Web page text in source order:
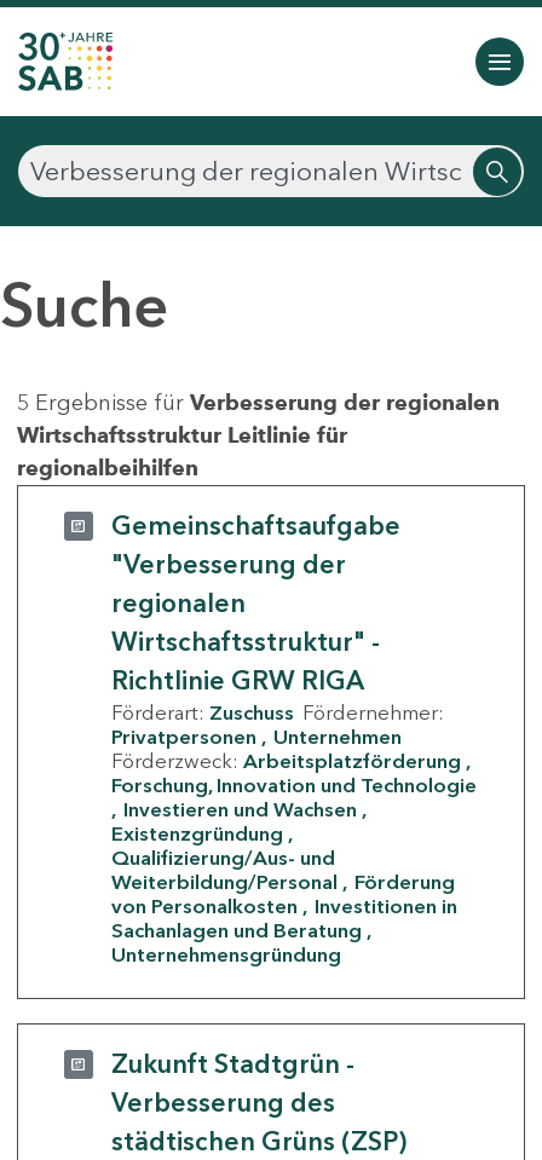
Suche
5 Ergebnisse für Verbesserung der regionalen
Wirtschaftsstruktur Leitlinie für
regionalbeihilfen
Gemeinschaftsaufgabe
"Verbesserung der
regionalen
Wirtschaftsstruktur" -
Richtlinie GRW RIGA
Förderart: Zuschuss Fördernehmer:
Privatpersonen
Unternehmen
Förderzweck: Arbeitsplatzförderung
Forschung, Innovation und Technologie
Investieren und Wachsen
Existenzgründung
Qualifizierung/Aus- und
Weiterbildung/Personal
Förderung
von Personalkosten
Investitionen in
Sachanlagen und Beratung
Unternehmensgründung
Zukunft Stadtgrün -
Verbesserung des
städtischen Grüns (ZSP)